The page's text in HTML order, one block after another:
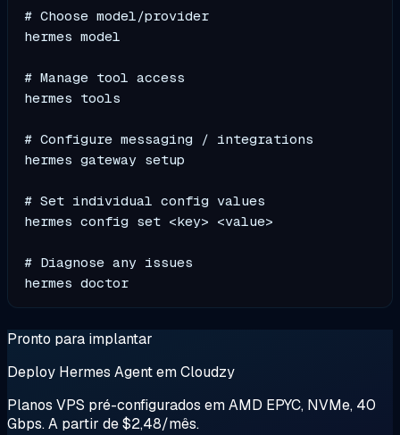
# Choose model/provider
hermes model
# Manage tool access
hermes tools
# Configure messaging / integrations
hermes gateway setup
# Set individual config values
hermes config set <key> <value>
# Diagnose any issues
Pronto para implantar
Deploy Hermes Agent em Cloudzy
Planos VPS pré-configurados em AMD EPYC, NVMe, 40
Gbps. A partir de $2,48/mês.